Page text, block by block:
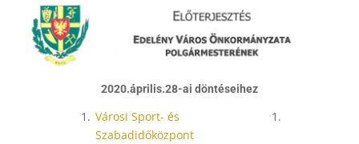
2020.április.28-ai döntéseihez
1. Városi Sport- és
Szabadidőközpont
1.